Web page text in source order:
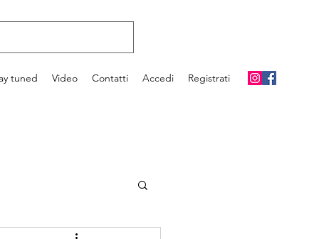
tuned Video Contatti Accedi Registrati